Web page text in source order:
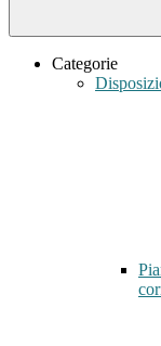
Categorie